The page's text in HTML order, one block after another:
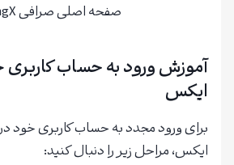
صفحه اصلی صرافی BingX
آموزش ورود به حساب کاربری
ایکس
برای ورود مجدد به حساب کاربری خود
ایکس، مراحل زیر را دنبال کنید: